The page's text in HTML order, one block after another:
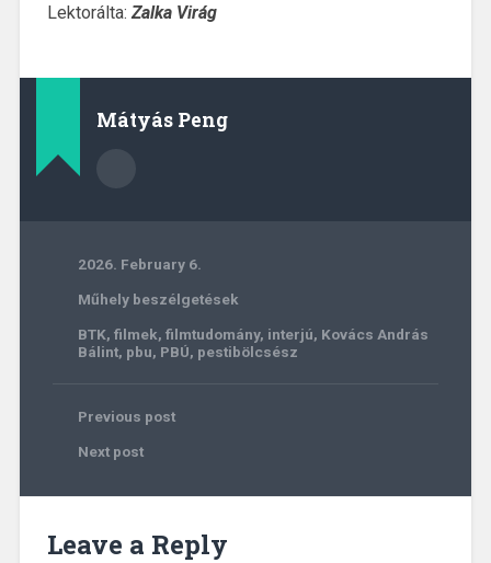
Lektorálta:Zalka Virág
Mátyás Peng
2026. February 6.
Műhely beszélgetések
BTK, filmek, filmtudomány, interjú, Kovács András
Bálint, pbu, PBÚ, pestibölcsész
Previous post
Next post
Leave a Reply